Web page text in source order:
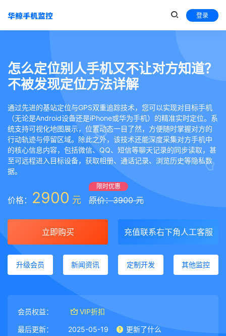
登录
怎么定位别人手机又不让对方知道？
不被发现定位方法详解
通过先进的基站定位与GPS双重追踪技术，您可以实现对目标手机
（无论是Android设备还是iPhone或华为手机）的精准实时定位。系
统支持可视化地图展示，位置动态一目了然，方便随时掌握对方的
行动轨迹与停留区域。除此之外，该技术还能深度采集对方手机中
的核心信息内容，包括微信、QQ、短信等聊天记录的同步读取，甚
至可远程进入目标设备，获取相册、通话记录、浏览历史等隐私数
据。
价格： 2900 元
限时优惠
原价：3900 元
立即购买 充值联系右下角人工客服
升级会员 新闻资讯 定制开发 其他监控
会员权益： VIP折扣
最后更新： 2025-05-19 更新了什么